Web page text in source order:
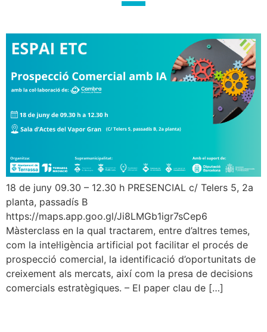
18 de juny 09.30 – 12.30 h PRESENCIAL c/ Telers 5, 2a
planta, passadís B
https://maps.app.goo.gl/Ji8LMGb1igr7sCep6
Màsterclass en la qual tractarem, entre d’altres temes,
com la intel·ligència artificial pot facilitar el procés de
prospecció comercial, la identificació d’oportunitats de
creixement als mercats, així com la presa de decisions
comercials estratègiques. – El paper clau de […]